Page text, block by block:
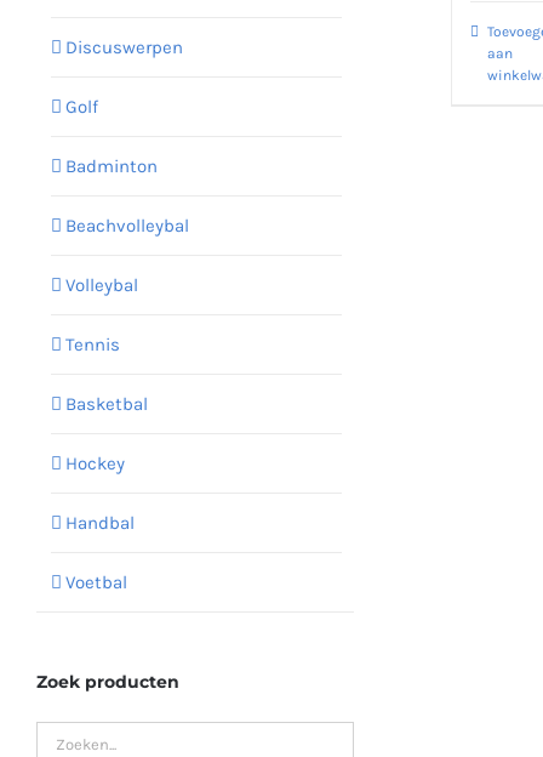
aan
Discuswerpen
Golf
Badminton
Beachvolleybal
Volleybal
Tennis
Basketbal
Hockey
Handbal
Voetbal
Zoek producten